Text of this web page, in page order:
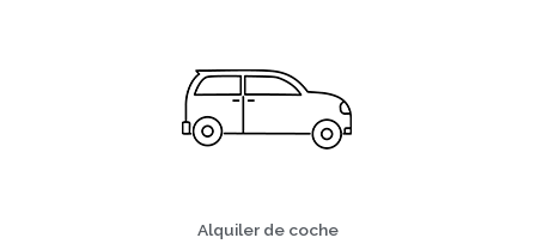
Alquiler de coche